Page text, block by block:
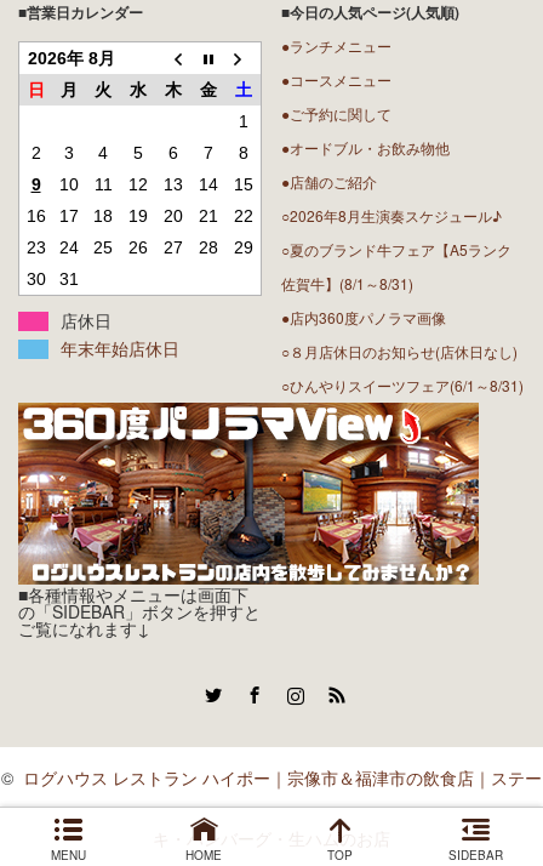
■営業日カレンダー
2026年 8月
日
月 火 水 木 金
土
1
2
3 4 5 6 7
8
9
10 11 12 13 14
15
16
17 18 19 20 21
22
23
24 25 26 27 28
29
30
31
店休日
年末年始店休日
■今日の人気ページ(人気順)
●ランチメニュー
●コースメニュー
●ご予約に関して
●オードブル・お飲み物他
●店舗のご紹介
○2026年8月生演奏スケジュール♪
○夏のブランド牛フェア【A5ランク
佐賀牛】(8/1～8/31)
●店内360度パノラマ画像
○８月店休日のお知らせ(店休日なし)
○ひんやりスイーツフェア(6/1～8/31)
■各種情報やメニューは画面下
の「SIDEBAR」ボタンを押すと
ご覧になれます↓
RSS
MENU HOME TOP SIDEBAR
© ログハウス レストラン ハイポー｜宗像市＆福津市の飲食店｜ステー
キ・ハンバーグ・生ハムのお店